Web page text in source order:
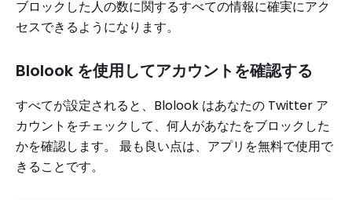
ブロックした人の数に関するすべての情報に確実にアク
セスできるようになります。
Blolook を使用してアカウントを確認する
すべてが設定されると、Blolook はあなたの Twitter ア
カウントをチェックして、何人があなたをブロックした
かを確認します。 最も良い点は、アプリを無料で使用で
きることです。